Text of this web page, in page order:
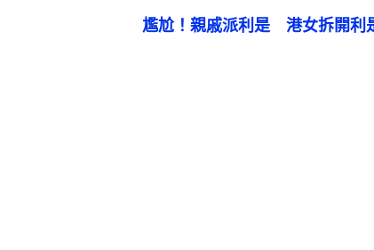
尷尬！親戚派利是　港女拆開